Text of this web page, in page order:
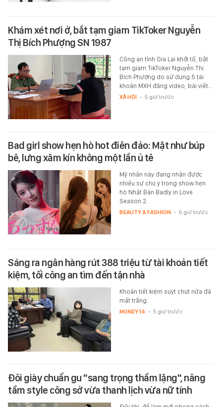
Khám xét nơi ở, bắt tạm giam TikToker Nguyễn
Thị Bích Phượng SN 1987
Công an tỉnh Gia Lai khởi tố, bắt
tạm giam TikToker Nguyễn Thị
Bích Phượng do sử dụng 5 tài
khoản MXH đăng video, bài viết…
XÃ HỘI - 5 giờ trước
Bad girl show hẹn hò hot điên đảo: Mặt như búp
bê, lưng xăm kín không một lần ủ tê
Mỹ nhân này đang nhận được
nhiều sự chú ý trong show hẹn
hò Nhật Bản Badly in Love
Season 2.
BEAUTY & FASHION - 5 giờ trước
Sáng ra ngân hàng rút 388 triệu từ tài khoản tiết
kiệm, tối công an tìm đến tận nhà
Khoản tiết kiệm suýt chút nữa đã
mất trắng.
MONEY.14 - 5 giờ trước
Đôi giày chuẩn gu "sang trọng thầm lặng", nâng
tầm style công sở vừa thanh lịch vừa nữ tính